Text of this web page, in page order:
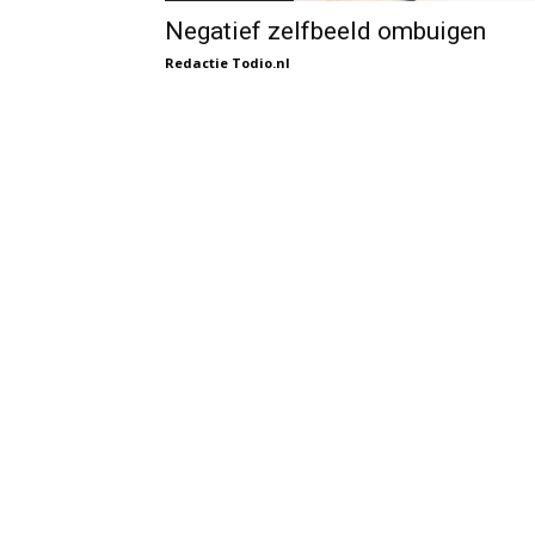
Negatief zelfbeeld ombuigen
Redactie Todio.nl